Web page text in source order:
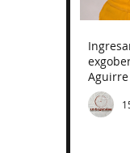
Aguirre